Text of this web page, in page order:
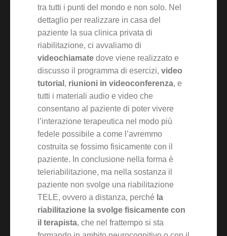
tra tutti i punti del mondo e non solo. Nel
dettaglio per realizzare in casa del
paziente la sua clinica privata di
riabilitazione, ci avvaliamo di
videochiamate dove viene realizzato e
discusso il programma di esercizi, video
tutorial , riunioni in videoconferenza, e
tutti i materiali audio e video che
consentano al paziente di poter vivere
l’interazione terapeutica nel modo più
fedele possibile a come l’avremmo
costruita se fossimo fisicamente con il
paziente. In conclusione nella forma è
teleriabilitazione, ma nella sostanza il
paziente non svolge una riabilitazione
TELE, ovvero a distanza, perché la
riabilitazione la svolge fisicamente con
il terapista, che nel frattempo si sta